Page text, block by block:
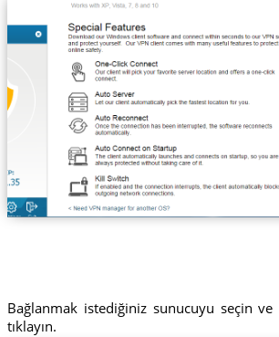
Bağlanmak istediğiniz sunucuyu seçin ve
tıklayın.